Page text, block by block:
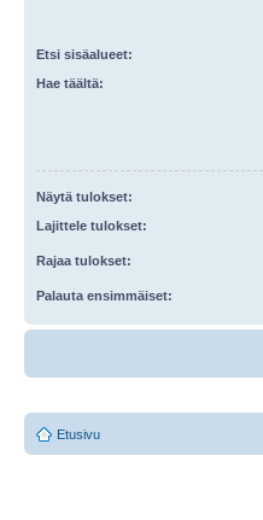
Etsi sisäalueet:
Hae täältä:
Näytä tulokset:
Lajittele tulokset:
Rajaa tulokset:
Palauta ensimmäiset:
Etusivu